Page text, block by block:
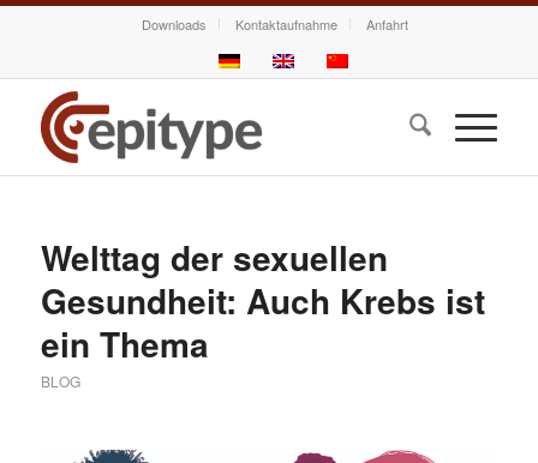
Downloads Kontaktaufnahme Anfahrt
Welttag der sexuellen
Gesundheit: Auch Krebs ist
ein Thema
BLOG